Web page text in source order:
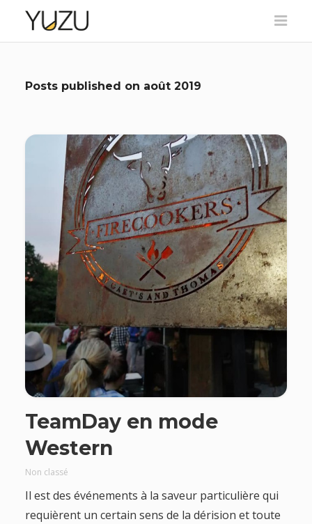
Posts published on août 2019
TeamDay en mode
Western
Non classé
Il est des événements à la saveur particulière qui
requièrent un certain sens de la dérision et toute